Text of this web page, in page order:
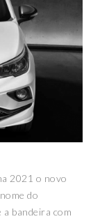
2021 o novo
do
bandeira com